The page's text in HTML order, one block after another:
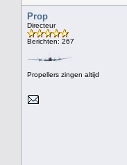
Prop
Directeur
Berichten: 267
Propellers zingen altijd